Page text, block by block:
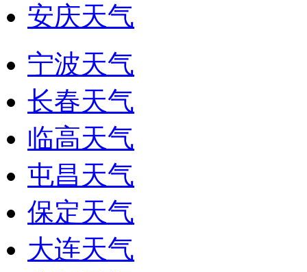
安庆天气
宁波天气
长春天气
临高天气
屯昌天气
保定天气
大连天气